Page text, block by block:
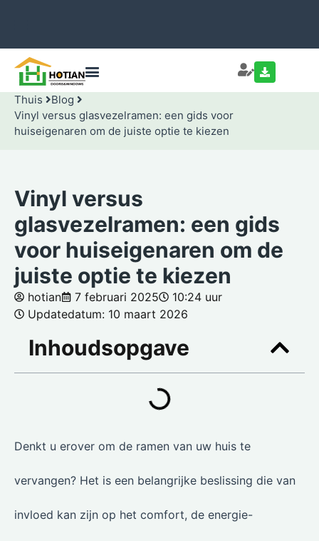
Thuis
Blog
Vinyl versus glasvezelramen: een gids voor
huiseigenaren om de juiste optie te kiezen
Vinyl versus
glasvezelramen: een gids
voor huiseigenaren om de
juiste optie te kiezen
hotian 7 februari 2025
10:24 uur
Updatedatum: 10 maart 2026
Inhoudsopgave
Denkt u erover om de ramen van uw huis te
vervangen? Het is een belangrijke beslissing die van
invloed kan zijn op het comfort, de energie-